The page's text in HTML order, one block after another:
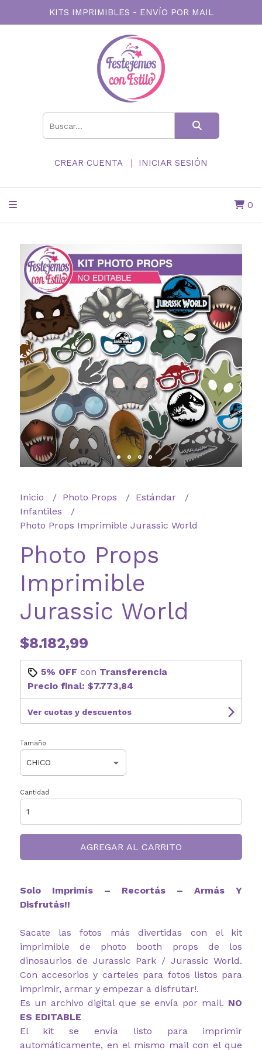
KITS IMPRIMIBLES - ENVÍO POR MAIL
CREAR CUENTA INICIAR SESIÓN
0
Inicio Photo Props
Estándar
Infantiles
Photo Props Imprimible Jurassic World
Photo Props
Imprimible
Jurassic World
$8.182,99
5% OFF con Transferencia
Precio final: $7.773,84
Ver cuotas y descuentos
Tamaño
Cantidad
AGREGAR AL CARRITO
Solo Imprimís – Recortás – Armás Y
Disfrutás!!
Sacate las fotos más divertidas con el kit
imprimible de photo booth props de los
dinosaurios de Jurassic Park / Jurassic World.
Con accesorios y carteles para fotos listos para
imprimir, armar y empezar a disfrutar!.
Es un archivo digital que se envía por mail. NO
ES EDITABLE
El kit se envía listo para imprimir
automáticamente, en el mismo mail con el que